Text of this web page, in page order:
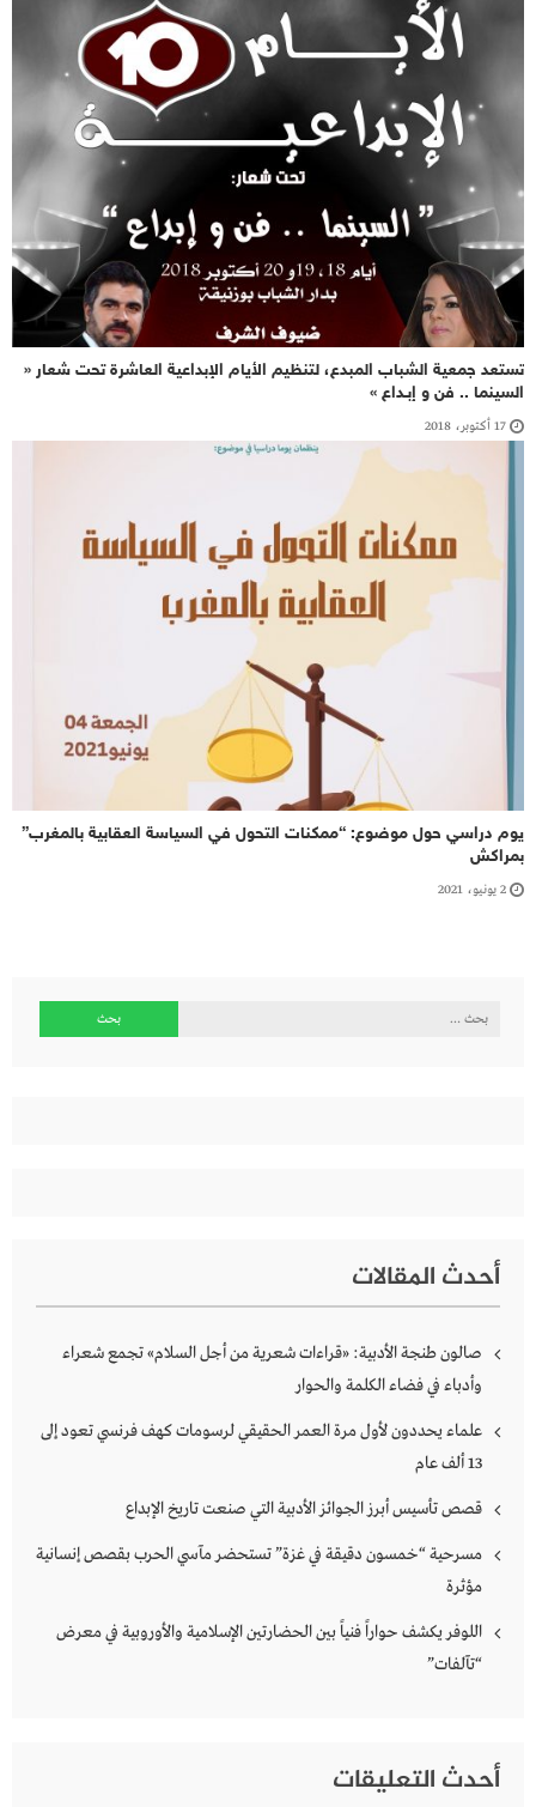
تستعد جمعية الشباب المبدع، لتنظيم الأيام الإبداعية العاشرة تحت شعار «
السينما .. فن و إبـداع »
17 أكتوبر، 2018
يوم دراسي حول موضوع: “ممكنات التحول في السياسة العقابية بالمغرب”
بمراكش
2 يونيو، 2021
البحث
أحدث المقالات
صالون طنجة الأدبية: «قراءات شعرية من أجل السلام» تجمع شعراء
وأدباء في فضاء الكلمة والحوار
علماء يحددون لأول مرة العمر الحقيقي لرسومات كهف فرنسي تعود إلى
13 ألف عام
قصص تأسيس أبرز الجوائز الأدبية التي صنعت تاريخ الإبداع
مسرحية “خمسون دقيقة في غزة” تستحضر مآسي الحرب بقصص إنسانية
مؤثرة
اللوفر يكشف حواراً فنياً بين الحضارتين الإسلامية والأوروبية في معرض
“تآلفات”
أحدث التعليقات